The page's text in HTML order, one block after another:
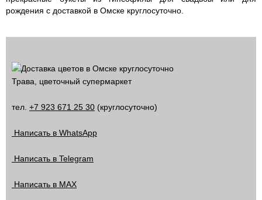
рождения с доставкой в Омске круглосуточно.
Трава, цветочный супермаркет
тел. +7 923 671 25 30 (круглосуточно)
Написать в WhatsApp
Написать в Telegram
Написать в MAX